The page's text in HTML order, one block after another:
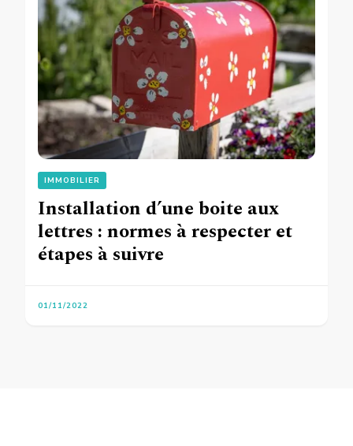
IMMOBILIER
Installation d’une boite aux
lettres : normes à respecter et
étapes à suivre
01/11/2022